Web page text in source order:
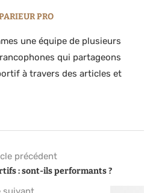
PRO
une équipe de plusieurs
qui partageons
à travers des articles et
précédent
: sont-ils performants ?